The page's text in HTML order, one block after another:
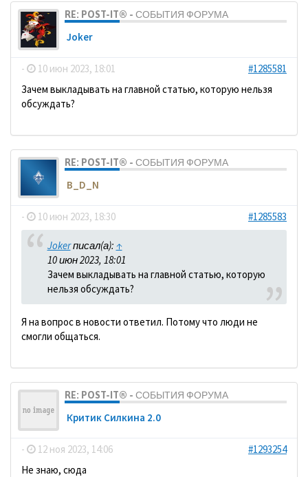
RE: POST-IT® - СОБЫТИЯ ФОРУМА
Joker
- 10 июн 2023, 18:01
#1285581
Зачем выкладывать на главной статью, которую нельзя
обсуждать?
RE: POST-IT® - СОБЫТИЯ ФОРУМА
B_D_N
- 10 июн 2023, 18:30 #1285583
Jokerписал(а): ↑
10 июн 2023, 18:01
Зачем выкладывать на главной статью, которую
нельзя обсуждать?
Я на вопрос в новости ответил. Потому что люди не
смогли общаться.
RE: POST-IT® - СОБЫТИЯ ФОРУМА
Критик Силкина 2.0
- 12 ноя 2023, 14:06
#1293254
Не знаю, сюда